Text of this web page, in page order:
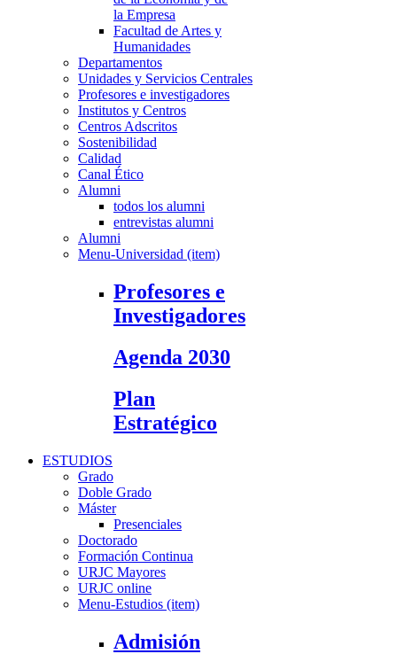
la Empresa
Facultad de Artes y
Humanidades
Departamentos
Unidades y Servicios Centrales
Profesores e investigadores
Institutos y Centros
Centros Adscritos
Sostenibilidad
Calidad
Canal Ético
Alumni
todos los alumni
entrevistas alumni
Alumni
Menu-Universidad (item)
Profesores e
Investigadores
Agenda 2030
Plan
Estratégico
ESTUDIOS
Grado
Doble Grado
Máster
Presenciales
Doctorado
Formación Continua
URJC Mayores
URJC online
Menu-Estudios (item)
Admisión